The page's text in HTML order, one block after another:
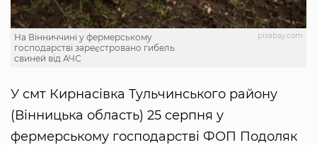
pixabay.com
На Вінниччині у фермерському
господарстві зареєстровано гибель
свиней від АЧС
У смт Кирнасівка Тульчинського району
(Вінницька область) 25 серпня у
фермерському господарстві ФОП Подоляк